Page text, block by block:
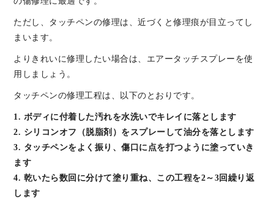
ただし、タッチペンの修理は、近づくと修理痕が目立ってし
まいます。
よりきれいに修理したい場合は、エアータッチスプレーを使
用しましょう。
タッチペンの修理工程は、以下のとおりです。
1. ボディに付着した汚れを水洗いでキレイに落とします
2. シリコンオフ（脱脂剤）をスプレーして油分を落とします
3. タッチペンをよく振り、傷口に点を打つように塗っていき
ます
4. 乾いたら数回に分けて塗り重ね、この工程を2～3回繰り返
します